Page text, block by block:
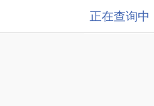
正在查询中